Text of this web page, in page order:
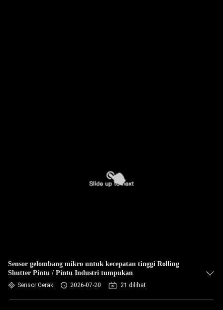
Sensor gelombang mikro untuk kecepatan tinggi Rolling
Shutter Pintu / Pintu Industri tumpukan
Sensor Gerak 2026-07-20 21 dilihat